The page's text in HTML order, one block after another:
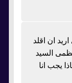
اريد ان اقلد
السيد
يجب انا